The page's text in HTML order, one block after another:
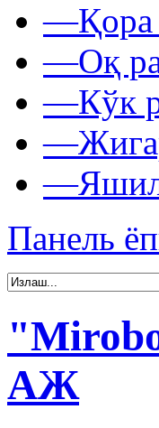
—Қора
—Оқ
—Кўк
—
—Яшил
Панель
АЖ